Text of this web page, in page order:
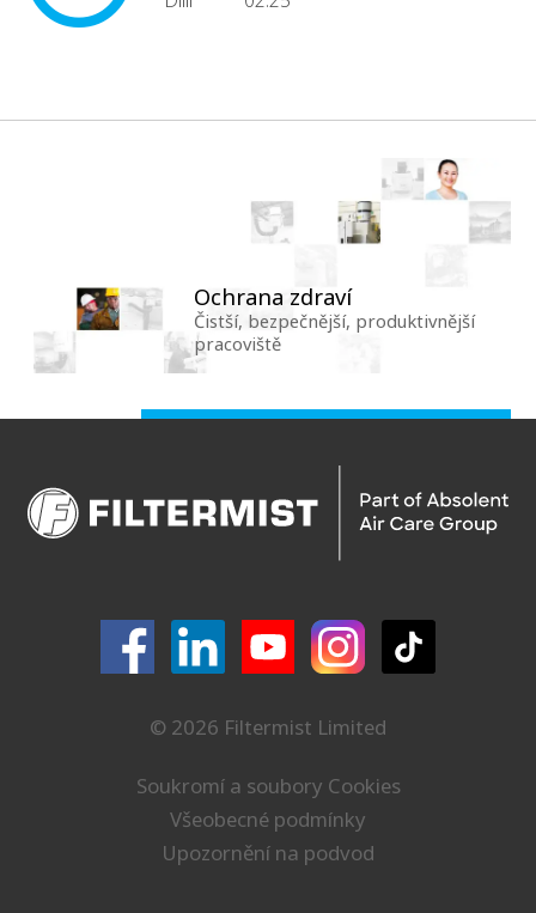
Ochrana zdraví
Čistší, bezpečnější, produktivnější
pracoviště
© 2026 Filtermist Limited
Soukromí a soubory Cookies
Všeobecné podmínky
Upozornění na podvod